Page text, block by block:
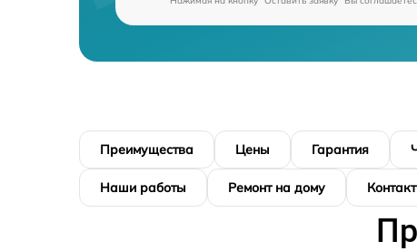
Преимущества Цены Гарантия
Наши работы Ремонт на дому